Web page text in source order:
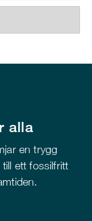
alla
en trygg
ett fossilfritt